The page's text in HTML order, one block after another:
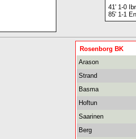
41' 1-0
85' 1-1
Rosenborg BK
Arason
Strand
Basma
Hoftun
Saarinen
Berg